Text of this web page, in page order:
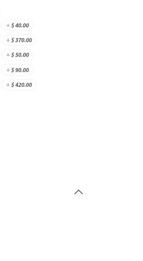
+ $40.00
+ $370.00
+ $50.00
+ $90.00
+ $420.00